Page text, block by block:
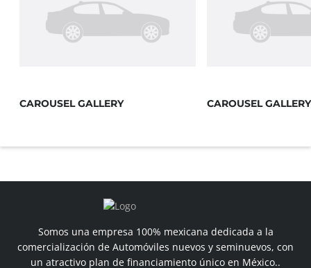
CAROUSEL GALLERY CAROUSEL GALLERY
Somos una empresa 100% mexicana dedicada a la
comercialización de Automóviles nuevos y seminuevos, con
un atractivo plan de financiamiento único en México..